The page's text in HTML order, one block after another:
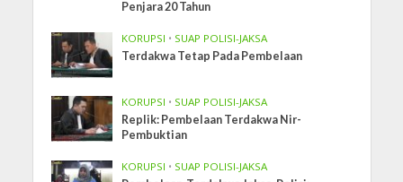
Penjara 20 Tahun
KORUPSI • SUAP POLISI-JAKSA
Terdakwa Tetap Pada Pembelaan
KORUPSI • SUAP POLISI-JAKSA
Replik: Pembelaan Terdakwa Nir-
Pembuktian
KORUPSI • SUAP POLISI-JAKSA